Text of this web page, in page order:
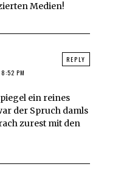
Medien!
PM
ein reines
der Spruch damls
zurest mit den
REPLY